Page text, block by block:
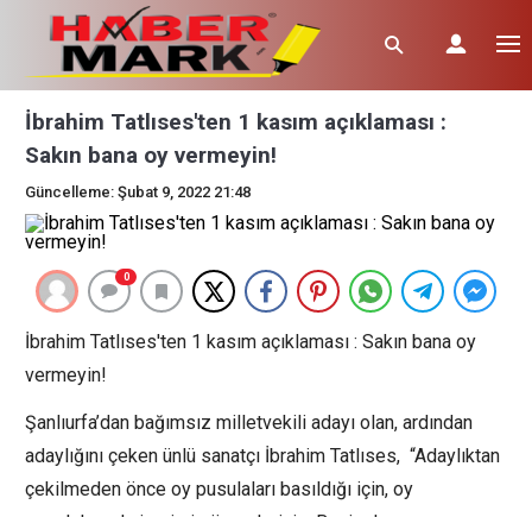
İbrahim Tatlıses'ten 1 kasım açıklaması :
Sakın bana oy vermeyin!
Güncelleme: Şubat 9, 2022 21:48
0
İbrahim Tatlıses'ten 1 kasım açıklaması : Sakın bana oy
vermeyin!
Şanlıurfa’dan bağımsız milletvekili adayı olan, ardından
adaylığını çeken ünlü sanatçı İbrahim Tatlıses, “Adaylıktan
çekilmeden önce oy pusulaları basıldığı için, oy